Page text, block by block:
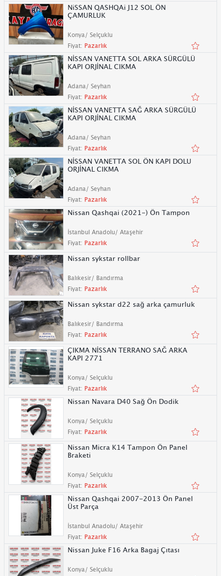
NiSSAN QASHQAi J12 SOL ÖN
ÇAMURLUK
Konya/ Selçuklu
Fiyat: Pazarlık
NİSSAN VANETTA SOL ARKA SÜRGÜLÜ
KAPI ORJİNAL CIKMA
Adana/ Seyhan
Fiyat: Pazarlık
NİSSAN VANETTA SAĞ ARKA SÜRGÜLÜ
KAPI ORJİNAL CIKMA
Adana/ Seyhan
Fiyat: Pazarlık
NİSSAN VANETTA SOL ÖN KAPI DOLU
ORJİNAL CIKMA
Adana/ Seyhan
Fiyat: Pazarlık
Nissan Qashqai (2021-) Ön Tampon
İstanbul Anadolu/ Ataşehir
Fiyat: Pazarlık
Nissan sykstar rollbar
Balıkesir/ Bandırma
Fiyat: Pazarlık
Nissan sykstar d22 sağ arka çamurluk
Balıkesir/ Bandırma
Fiyat: Pazarlık
ÇIKMA NİSSAN TERRANO SAĞ ARKA
KAPI 2771
Konya/ Selçuklu
Fiyat: Pazarlık
Nissan Navara D40 Sağ Ön Dodik
Konya/ Selçuklu
Fiyat: Pazarlık
Nissan Micra K14 Tampon Ön Panel
Braketi
Konya/ Selçuklu
Fiyat: Pazarlık
Nissan Qashqai 2007-2013 Ön Panel
Üst Parça
İstanbul Anadolu/ Ataşehir
Fiyat: Pazarlık
Nissan Juke F16 Arka Bagaj Çıtası
Konya/ Selçuklu